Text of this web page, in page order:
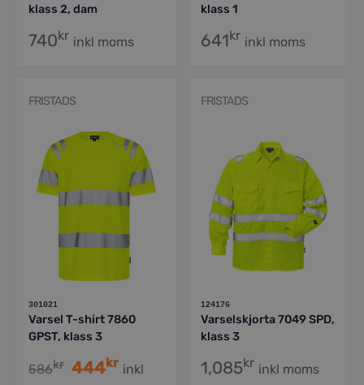
klass 2, dam
740kr inkl moms
klass 1
641kr inkl moms
FRISTADS
301021
Varsel T-shirt 7860
GPST, klass 3
586kr 444kr inkl
FRISTADS
124176
Varselskjorta 7049 SPD,
klass 3
1,085kr inkl moms